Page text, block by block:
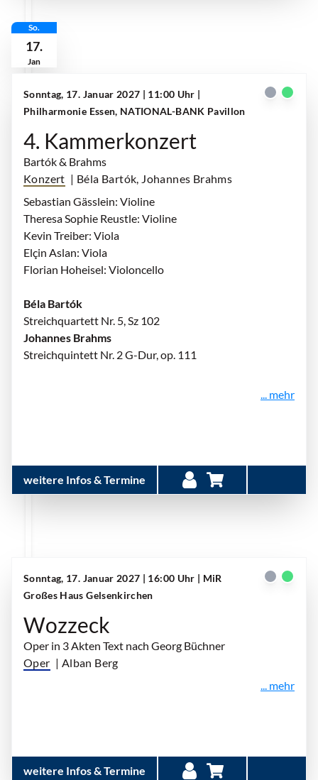
So.
17.
Jan
Sonntag, 17. Januar 2027 | 11:00 Uhr |
Philharmonie Essen, NATIONAL-BANK Pavillon
4. Kammerkonzert
Bartók & Brahms
Konzert | Béla Bartók, Johannes Brahms
Sebastian Gässlein: Violine
Theresa Sophie Reustle: Violine
Kevin Treiber: Viola
Elçin Aslan: Viola
Florian Hoheisel: Violoncello
Béla Bartók
Streichquartett Nr. 5, Sz 102
Johannes Brahms
Streichquintett Nr. 2 G-Dur, op. 111
... mehr
weitere Infos & Termine
Sonntag, 17. Januar 2027 | 16:00 Uhr | MiR
Großes Haus Gelsenkirchen
Wozzeck
Oper in 3 Akten Text nach Georg Büchner
Oper | Alban Berg
... mehr
weitere Infos & Termine